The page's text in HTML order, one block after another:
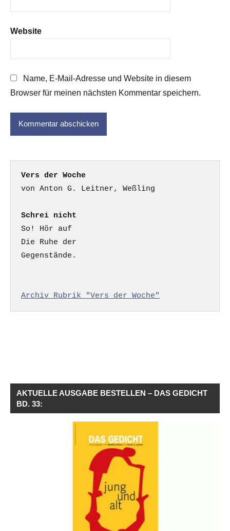
Website
Name, E-Mail-Adresse und Website in diesem
Browser für meinen nächsten Kommentar speichern.
Vers der Woche
Schrei nicht
So! Hör auf
Die Ruhe der
Gegenstände.
Archiv Rubrik "Vers der Woche"
AKTUELLE AUSGABE BESTELLEN – DAS GEDICHT
BD. 33: